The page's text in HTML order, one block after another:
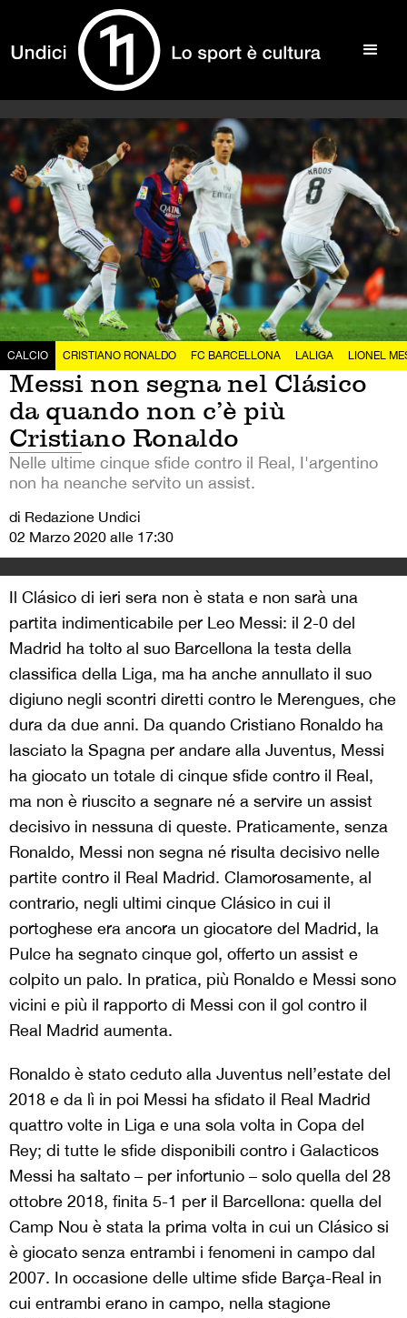
CALCIO CRISTIANO RONALDO FC BARCELLONA LALIGA LIONEL
Messi non segna nel Clásico
da quando non c’è più
Cristiano Ronaldo
Nelle ultime cinque sfide contro il Real, I'argentino
non ha neanche servito un assist.
di Redazione Undici
02 Marzo 2020 alle 17:30
Il Clásico di ieri sera non è stata e non sarà una
partita indimenticabile per Leo Messi: il 2-0 del
Madrid ha tolto al suo Barcellona la testa della
classifica della Liga, ma ha anche annullato il suo
digiuno negli scontri diretti contro le Merengues, che
dura da due anni. Da quando Cristiano Ronaldo ha
lasciato la Spagna per andare alla Juventus, Messi
ha giocato un totale di cinque sfide contro il Real,
ma non è riuscito a segnare né a servire un assist
decisivo in nessuna di queste. Praticamente, senza
Ronaldo, Messi non segna né risulta decisivo nelle
partite contro il Real Madrid. Clamorosamente, al
contrario, negli ultimi cinque Clásico in cui il
portoghese era ancora un giocatore del Madrid, la
Pulce ha segnato cinque gol, offerto un assist e
colpito un palo. In pratica, più Ronaldo e Messi sono
vicini e più il rapporto di Messi con il gol contro il
Real Madrid aumenta.
Ronaldo è stato ceduto alla Juventus nell’estate del
2018 e da lì in poi Messi ha sfidato il Real Madrid
quattro volte in Liga e una sola volta in Copa del
Rey; di tutte le sfide disponibili contro i Galacticos
Messi ha saltato – per infortunio – solo quella del 28
ottobre 2018, finita 5-1 per il Barcellona: quella del
Camp Nou è stata la prima volta in cui un Clásico si
è giocato senza entrambi i fenomeni in campo dal
2007. In occasione delle ultime sfide Barça-Real in
cui entrambi erano in campo, nella stagione